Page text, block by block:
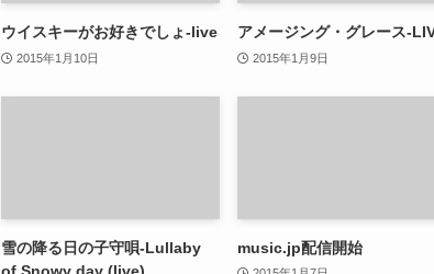
ウイスキーがお好きでしょ-live
2015年1月10日
アメージング・グレース-
2015年1月9日
雪の降る日の子守唄-Lullaby
of Snowy day (live)
music.jp配信開始